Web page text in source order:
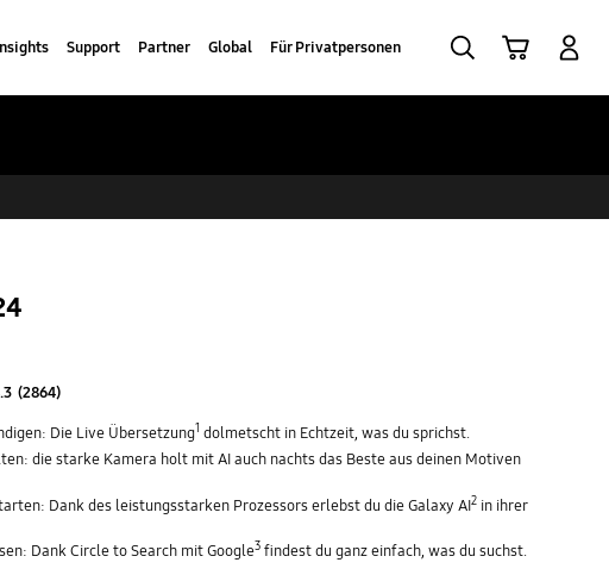
Support Partner Global Für Privatpersonen
(2864)
Die Live Übersetzung1 dolmetscht in Echtzeit, was du sprichst.
die starke Kamera holt mit AI auch nachts das Beste aus deinen Motiven
Dank des leistungsstarken Prozessors erlebst du die Galaxy AI2in ihrer
Dank Circle to Search mit Google3findest du ganz einfach, was du suchst.